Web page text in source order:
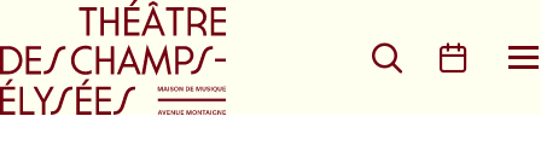
Aller au menu principal
Rechercher